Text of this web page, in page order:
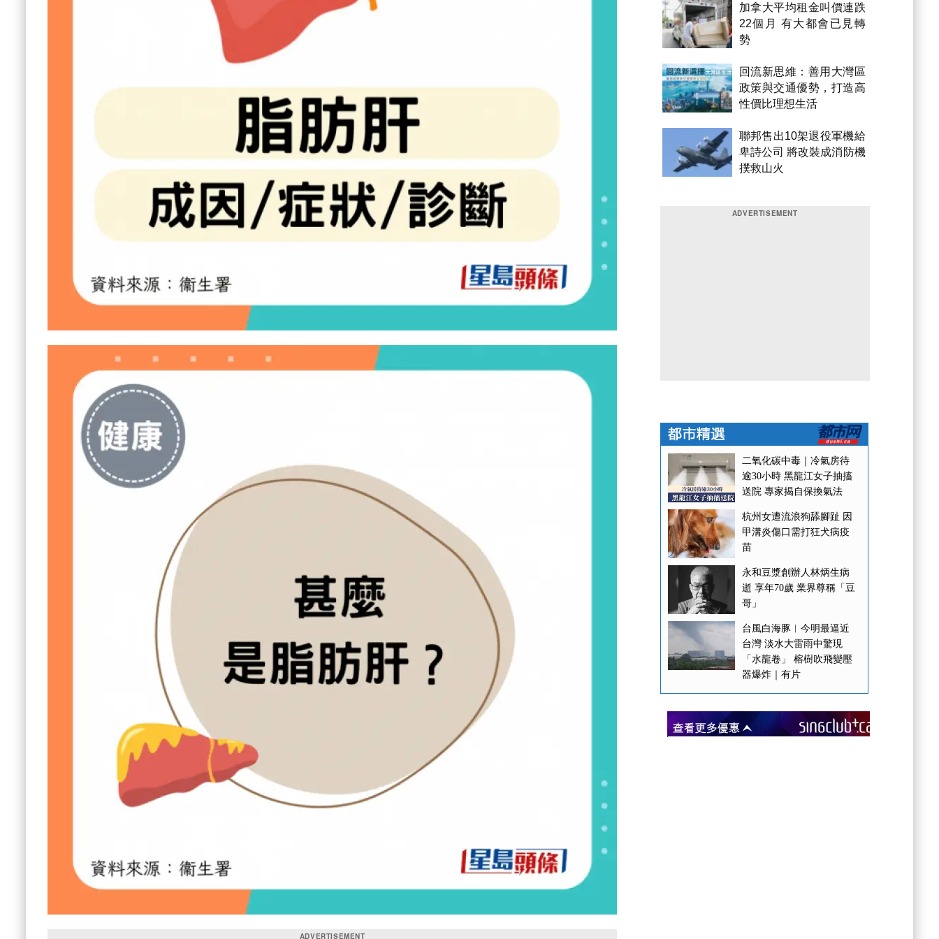
加拿大平均租金叫價連跌
22個月 有大都會已見轉
勢
回流新思維：善用大灣區
政策與交通優勢，打造高
性價比理想生活
聯邦售出10架退役軍機給
卑詩公司 將改裝成消防機
撲救山火